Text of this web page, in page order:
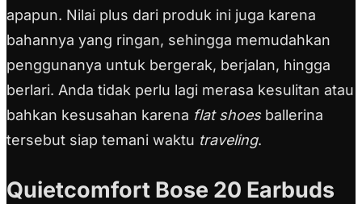
apapun. Nilai plus dari produk ini juga karena
bahannya yang ringan, sehingga memudahkan
penggunanya untuk bergerak, berjalan, hingga
berlari. Anda tidak perlu lagi merasa kesulitan atau
bahkan kesusahan karena flat shoesballerina
tersebut siap temani waktu traveling.
Quietcomfort Bose 20 Earbuds